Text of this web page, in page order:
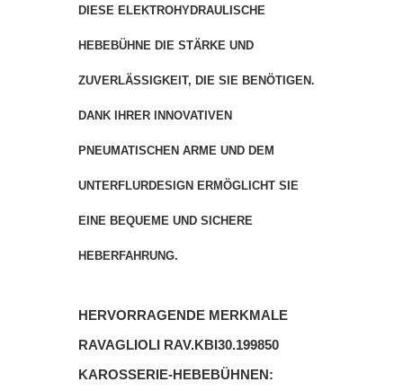
DIESE ELEKTROHYDRAULISCHE
HEBEBÜHNE DIE STÄRKE UND
ZUVERLÄSSIGKEIT, DIE SIE BENÖTIGEN.
DANK IHRER INNOVATIVEN
PNEUMATISCHEN ARME UND DEM
UNTERFLURDESIGN ERMÖGLICHT SIE
EINE BEQUEME UND SICHERE
HEBERFAHRUNG.
HERVORRAGENDE MERKMALE
RAVAGLIOLI RAV.KBI30.199850
KAROSSERIE-HEBEBÜHNEN: